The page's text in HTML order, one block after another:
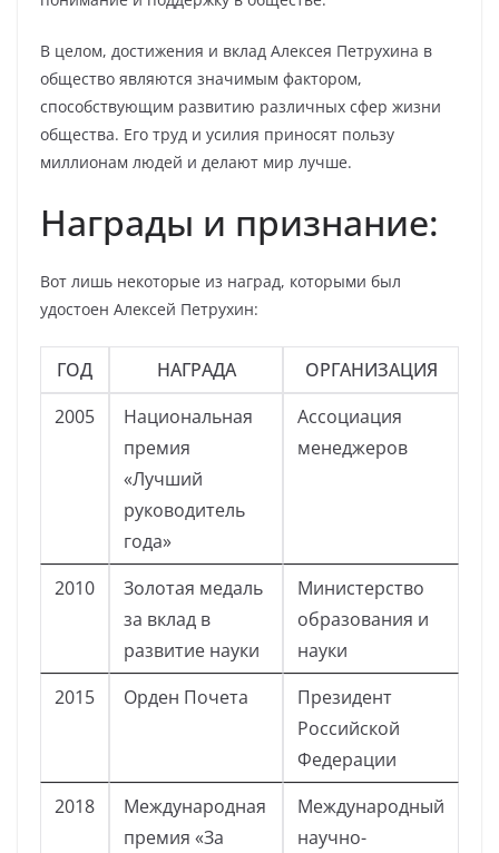
В целом, достижения и вклад Алексея Петрухина в
общество являются значимым фактором,
способствующим развитию различных сфер жизни
общества. Его труд и усилия приносят пользу
миллионам людей и делают мир лучше.
Награды и признание:
Вот лишь некоторые из наград, которыми был
удостоен Алексей Петрухин:
ГОД НАГРАДА
ОРГАНИЗАЦИЯ
2005
Национальная
премия
«Лучший
руководитель
года»
Ассоциация
менеджеров
2010
Золотая медаль
за вклад в
развитие науки
Министерство
образования и
науки
2015
Орден Почета
Президент
Российской
Федерации
2018
Международная
премия «За
Международный
научно-